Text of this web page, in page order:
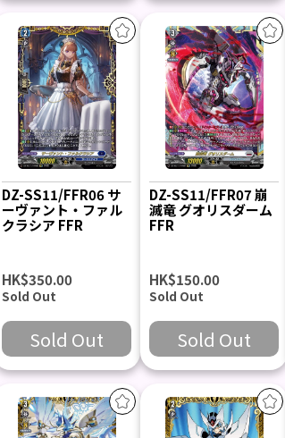
DZ-SS11/FFR06 サ
ーヴァント・ファル
クラシア FFR
HK$350.00
Sold Out
Sold Out
DZ-SS11/FFR07 崩
滅竜 グオリスダーム
FFR
HK$150.00
Sold Out
Sold Out